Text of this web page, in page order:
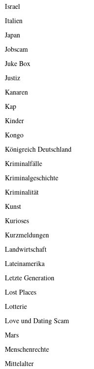
Israel
Italien
Japan
Jobscam
Juke Box
Justiz
Kanaren
Kap
Kinder
Kongo
Königreich Deutschland
Kriminalfälle
Kriminalgeschichte
Kriminalität
Kunst
Kurioses
Kurzmeldungen
Landwirtschaft
Lateinamerika
Letzte Generation
Lost Places
Lotterie
Love und Dating Scam
Mars
Menschenrechte
Mittelalter